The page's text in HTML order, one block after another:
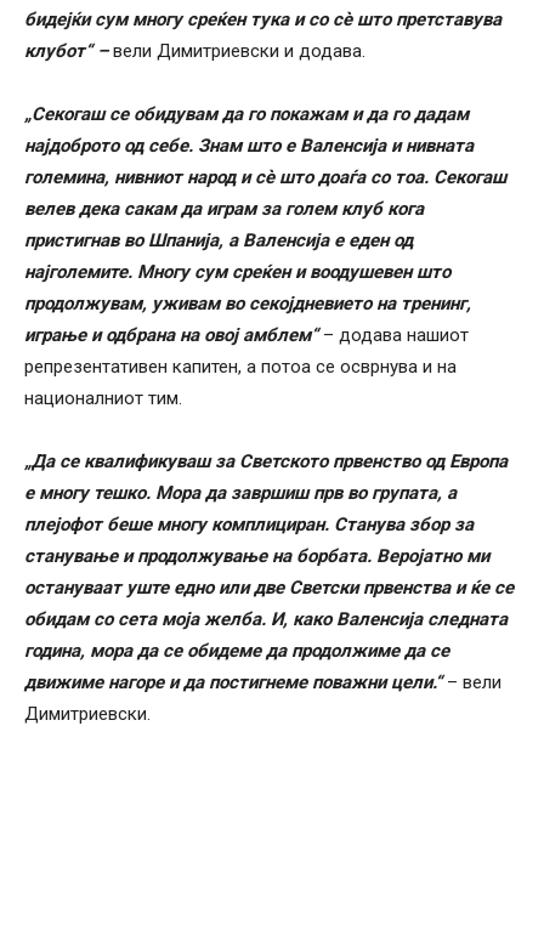
бидејќи сум многу среќен тука и со сè што претставува
клубот“ –вели Димитриевски и додава.
„Секогаш се обидувам да го покажам и да го дадам
најдоброто од себе. Знам што е Валенсија и нивната
големина, нивниот народ и сè што доаѓа со тоа. Секогаш
велев дека сакам да играм за голем клуб кога
пристигнав во Шпанија, а Валенсија е еден од
најголемите. Многу сум среќен и воодушевен што
продолжувам, уживам во секојдневието на тренинг,
играње и одбрана на овој амблем“ – додава нашиот
репрезентативен капитен, а потоа се осврнува и на
националниот тим.
„Да се ​​квалификуваш за Светското првенство од Европа
е многу тешко. Мора да завршиш прв во групата, а
плејофот беше многу комплициран. Станува збор за
станување и продолжување на борбата. Веројатно ми
остануваат уште едно или две Светски првенства и ќе се
обидам со сета моја желба. И, како Валенсија следната
година, мора да се обидеме да продолжиме да се
движиме нагоре и да постигнеме поважни цели.“– вели
Димитриевски.